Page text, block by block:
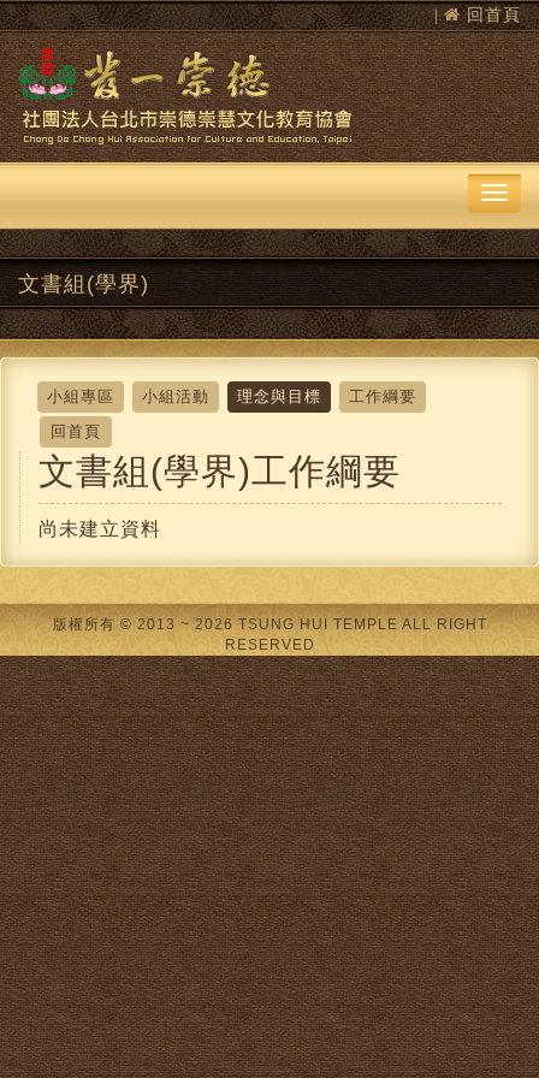
| 回首頁
文書組(學界)
小組專區 小組活動 理念與目標
工作綱要
回首頁
文書組(學界)工作綱要
尚未建立資料
版權所有 © 2013 ~ 2026 TSUNG HUI TEMPLE ALL RIGHT
RESERVED